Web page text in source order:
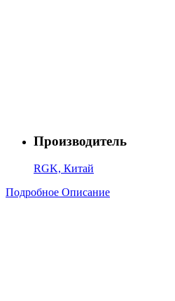
Производитель
RGK, Китай
Подробное Описание